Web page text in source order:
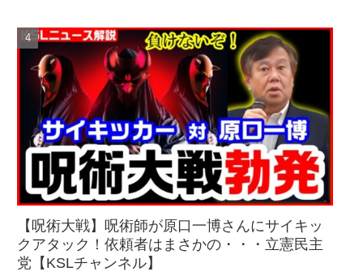
【呪術大戦】呪術師が原口一博さんにサイキッ
クアタック！依頼者はまさかの・・・立憲民主
党【KSLチャンネル】